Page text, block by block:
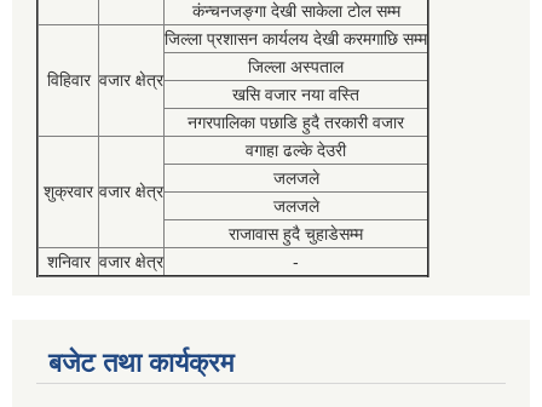
कंन्चनजङ्गा देखी साकेला टोल सम्म
विहिवार वजार क्षेत्र
जिल्ला प्रशासन कार्यलय देखी करमगाछि सम्म
जिल्ला अस्पताल
खसि वजार नया वस्ति
नगरपालिका पछाडि हुदै तरकारी वजार
शुक्रवार वजार क्षेत्र
वगाहा ढल्के देउरी
जलजले
जलजले
राजावास हुदै चुहाडेसम्म
शनिवार वजार क्षेत्र -
बजेट तथा कार्यक्रम